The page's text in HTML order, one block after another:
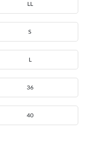
LL
S
L
36
40